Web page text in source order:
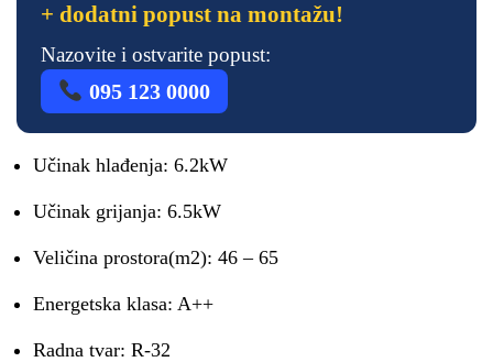
+ dodatni popust na montažu!
Nazovite i ostvarite popust:
095 123 0000
Učinak hlađenja: 6.2kW
Učinak grijanja: 6.5kW
Veličina prostora(m2): 46 – 65
Energetska klasa: A++
Radna tvar: R-32